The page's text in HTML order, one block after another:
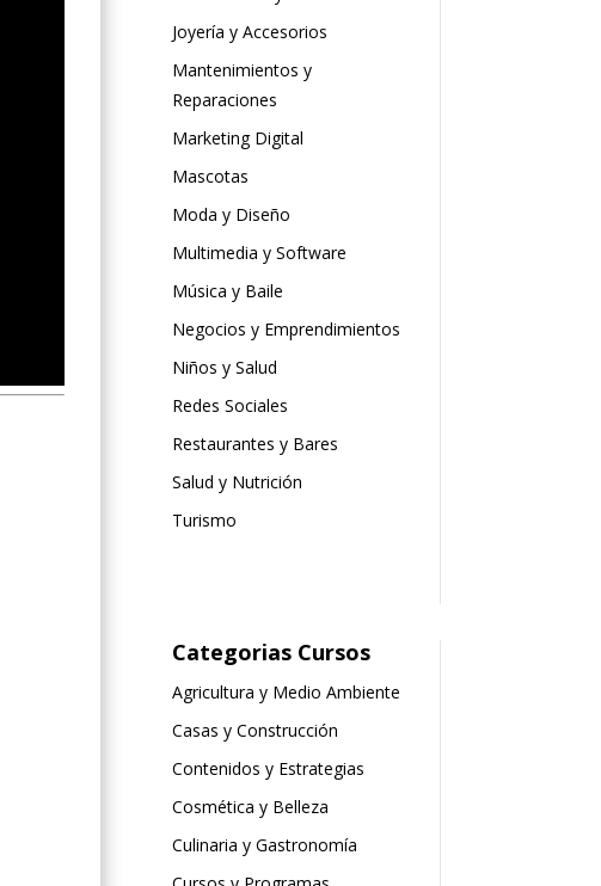
Joyería y Accesorios
Mantenimientos y
Reparaciones
Marketing Digital
Mascotas
Moda y Diseño
Multimedia y Software
Música y Baile
Negocios y Emprendimientos
Niños y Salud
Redes Sociales
Restaurantes y Bares
Salud y Nutrición
Turismo
Categorias Cursos
Agricultura y Medio Ambiente
Casas y Construcción
Contenidos y Estrategias
Cosmética y Belleza
Culinaria y Gastronomía